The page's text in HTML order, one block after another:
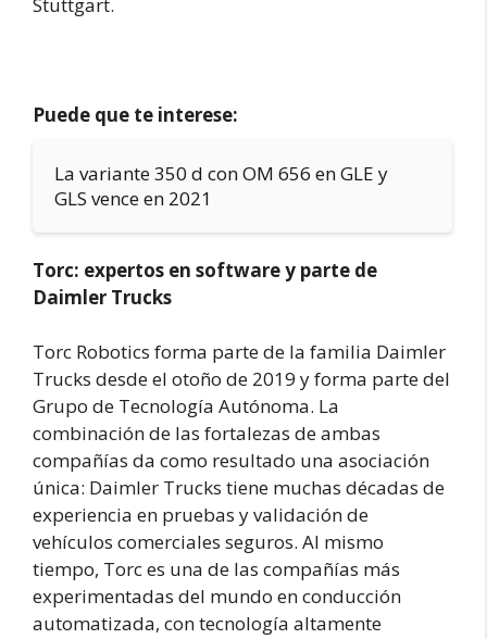
Puede que te interese:
La variante 350 d con OM 656 en GLE y
GLS vence en 2021
Torc: expertos en software y parte de
Daimler Trucks
Torc Robotics forma parte de la familia Daimler
Trucks desde el otoño de 2019 y forma parte del
Grupo de Tecnología Autónoma. La
combinación de las fortalezas de ambas
compañías da como resultado una asociación
única: Daimler Trucks tiene muchas décadas de
experiencia en pruebas y validación de
vehículos comerciales seguros. Al mismo
tiempo, Torc es una de las compañías más
experimentadas del mundo en conducción
automatizada, con tecnología altamente